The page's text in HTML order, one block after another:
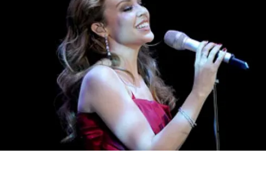
CONCORSI
EVENTI